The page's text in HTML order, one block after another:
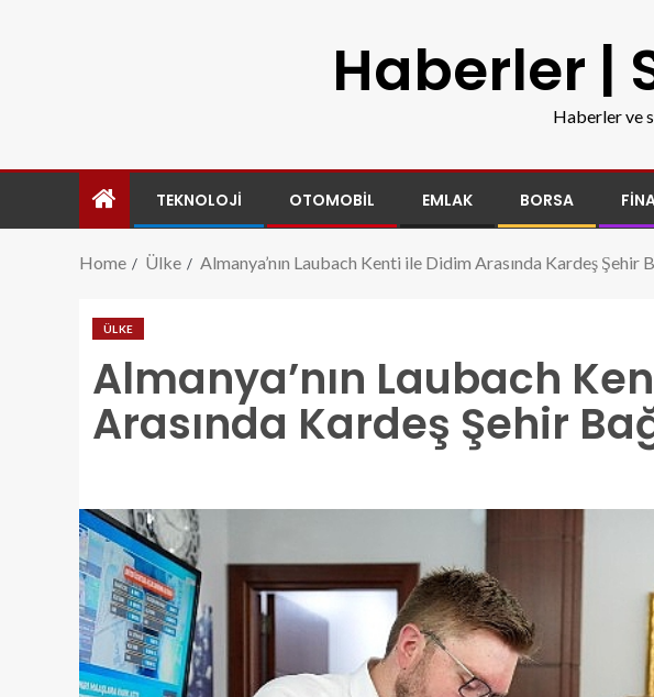
Haberler |
Haberler ve
TEKNOLOJI OTOMOBIL EMLAK BORSA
Home Ülke Almanya’nın Laubach Kenti ile Didim Arasında Kardeş Şehir
ÜLKE
Almanya’nın Laubach
Arasında Kardeş Şehir